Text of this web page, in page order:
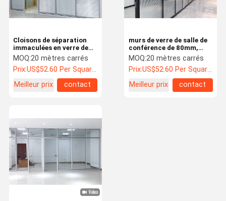
Cloisons de séparation
immaculées en verre de
bureau démontables avec
le cadre en aluminium
MOQ:20 mètres carrés
Prix:US$52.60 Per Square Meter
Meilleur prix
contact
murs de verre de salle de
conférence de 80mm,
séparation en verre avec
le cadre en aluminium
MOQ:20 mètres carrés
Prix:US$52.60 Per Square Meter
Meilleur prix
contact